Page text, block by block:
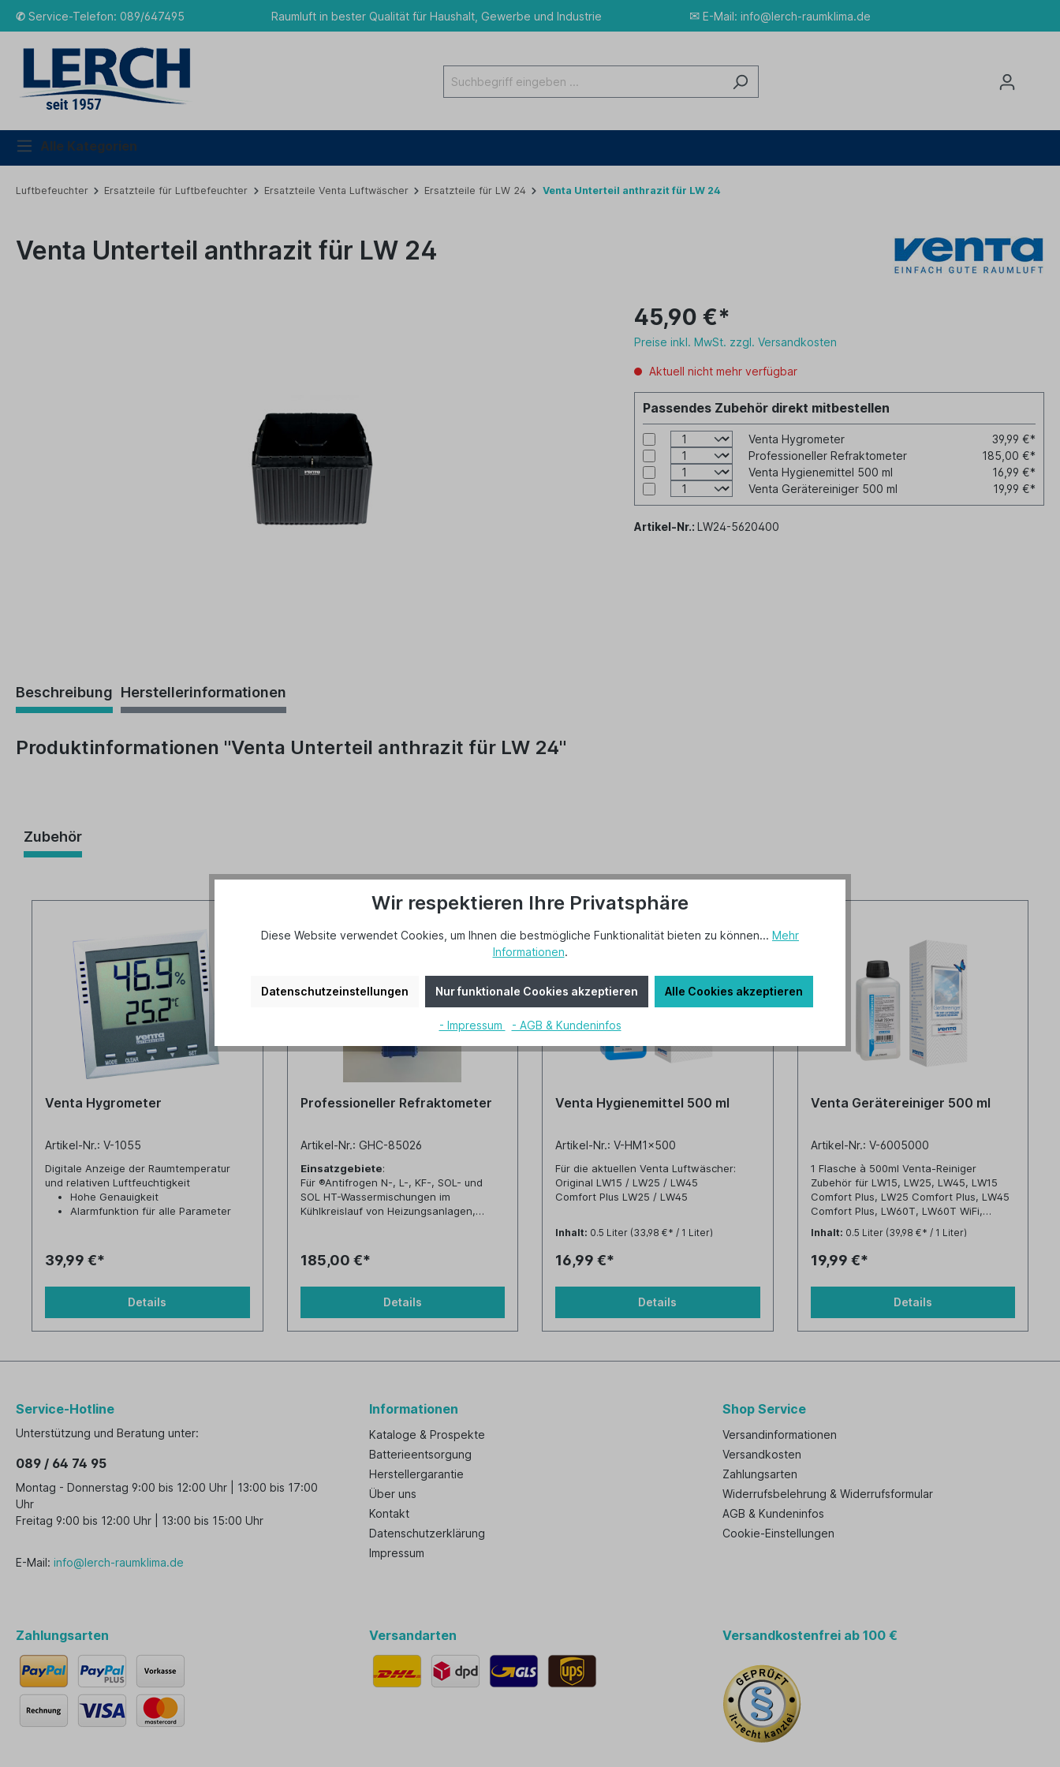
✆ Service-Telefon: 089/647495 Raumluft in bester Qualität für Haushalt, Gewerbe und Industrie ✉E-Mail: info@lerch-raumklima.de
Alle Kategorien
Luftbefeuchter Ersatzteile für Luftbefeuchter Ersatzteile Venta Luftwäscher Ersatzteile für LW 24 Venta Unterteil anthrazit für LW 24
Venta Unterteil anthrazit für LW 24
45,90 €*
Preise inkl. MwSt. zzgl. Versandkosten
Aktuell nicht mehr verfügbar
Passendes Zubehör direkt mitbestellen
Venta Hygrometer
39,99 €*
Professioneller Refraktometer
185,00 €*
Venta Hygienemittel 500 ml
16,99 €*
Venta Gerätereiniger 500 ml
19,99 €*
Artikel-Nr.: LW24-5620400
Beschreibung Herstellerinformationen
Produktinformationen "Venta Unterteil anthrazit für LW 24"
Zubehör
Venta Hygrometer
Artikel-Nr.: V-1055
Digitale Anzeige der Raumtemperatur
und relativen Luftfeuchtigkeit
Hohe Genauigkeit
Alarmfunktion für alle Parameter
Ideal zur Klimakontrolle in den
Innenräumen
einzusparen
39,99 €*
Details
Professioneller Refraktometer
Artikel-Nr.: GHC-85026
Einsatzgebiete:
Für ®Antifrogen N-, L-, KF-, SOL- und
SOL HT-Wassermischungen im
Kühlkreislauf von Heizungsanlagen,
Hilfe einer Tabelle ermittelt
werden (siehe Anlage)!
0 bis 50 % Brix, Teilung: 0,5 %
185,00 €*
Details
Venta Hygienemittel 500 ml
Artikel-Nr.: V-HM1x500
Für die aktuellen Venta Luftwäscher:
Original LW15 / LW25 / LW45
Comfort Plus LW25 / LW45
LW31/41 / LW14 / LW24 / LW 24plus /
LW80 / LW81 / LW82
Inhalt: 0.5 Liter (33,98 €* / 1 Liter)
16,99 €*
Details
Venta Gerätereiniger 500 ml
Artikel-Nr.: V-6005000
1 Flasche à 500ml Venta-Reiniger
Zubehör für LW15, LW25, LW45, LW15
Comfort Plus, LW25 Comfort Plus, LW45
Comfort Plus, LW60T, LW60T WiFi,
LW62T WiFi, LW62 WiFi, LPH60 WiFi
Inhalt: 0.5 Liter (39,98 €* / 1 Liter)
19,99 €*
Details
Service-Hotline
Unterstützung und Beratung unter:
089 / 64 74 95
Montag - Donnerstag 9:00 bis 12:00 Uhr | 13:00 bis 17:00
Uhr
Freitag 9:00 bis 12:00 Uhr | 13:00 bis 15:00 Uhr
E-Mail: info@lerch-raumklima.de
Informationen
Kataloge & Prospekte
Batterieentsorgung
Herstellergarantie
Über uns
Kontakt
Datenschutzerklärung
Impressum
Shop Service
Versandinformationen
Versandkosten
Zahlungsarten
Widerrufsbelehrung & Widerrufsformular
AGB & Kundeninfos
Cookie-Einstellungen
Zahlungsarten Versandarten Versandkostenfrei ab 100 €
Wir respektieren Ihre Privatsphäre
Diese Website verwendet Cookies, um Ihnen die bestmögliche Funktionalität bieten zu können... Mehr
Informationen.
Datenschutzeinstellungen Nur funktionale Cookies akzeptieren Alle Cookies akzeptieren
- Impressum - AGB & Kundeninfos